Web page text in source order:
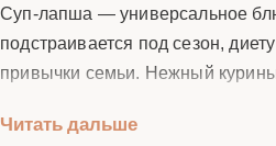
Супы
Ингредиенты
Блог
Суп-лапша — универсальное
подстраивается под сезон,
привычки семьи. Нежный
домашнего уюта, а добавление
Читать дальше